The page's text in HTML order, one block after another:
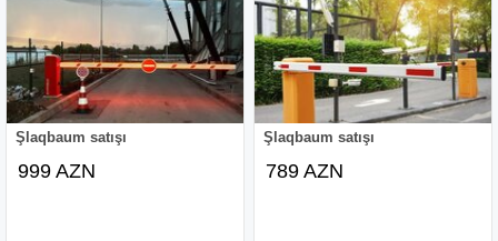
Şlaqbaum satışı
999 AZN
Şlaqbaum satışı
789 AZN